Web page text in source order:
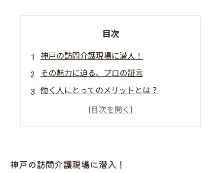
目次
神戸の訪問介護現場に潜入！
その魅力に迫る、プロの証言
働く人にとってのメリットとは？
患者さんとのやり取りが生きがいになる！
神戸の訪問介護現場に潜入！